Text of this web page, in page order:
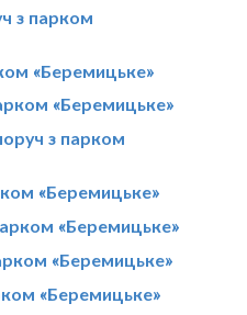
з парком
«Беремицьке»
«Беремицьке»
з парком
«Беремицьке»
«Беремицьке»
«Беремицьке»
«Беремицьке»